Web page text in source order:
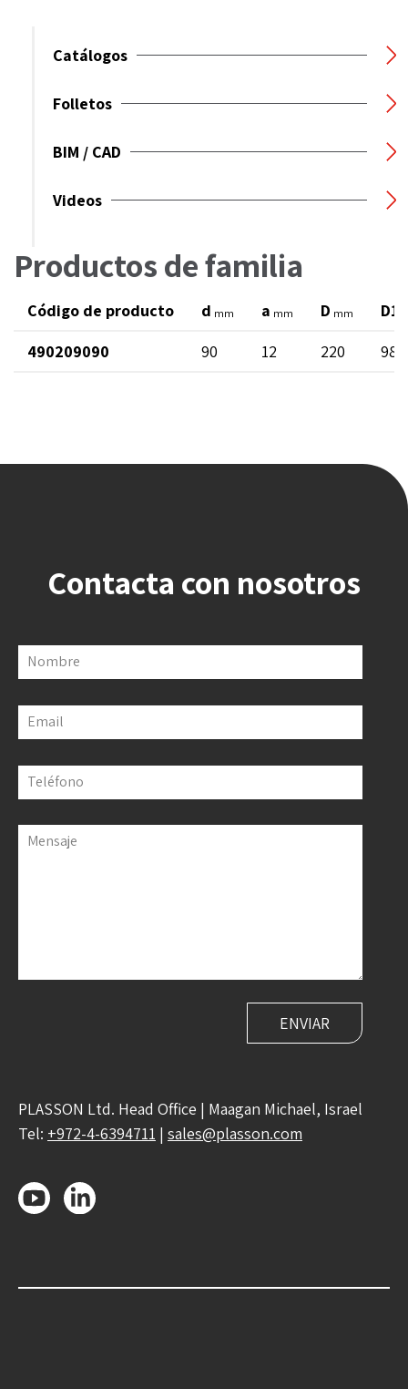
Catálogos
Folletos
BIM / CAD
Videos
Productos de familia
Código de producto d mm a mm D mm D1
490209090 90 12 220 98
Contacta con nosotros
Nombre
Email
Teléfono
Mensaje
PLASSON Ltd. Head Office | Maagan Michael, Israel
Tel: +972-4-6394711 | sales@plasson.com